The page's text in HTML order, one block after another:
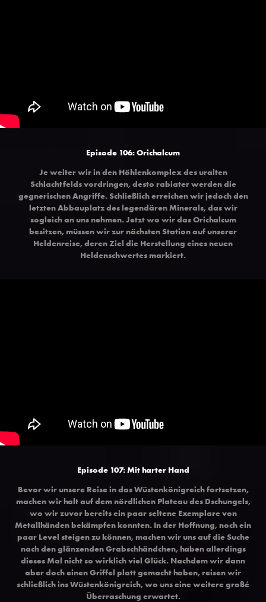
Episode 106: Orichalcum
Je weiter wir in den Höhlenkomplex des uralten
Schlachtfelds vordringen, desto rabiater werden die
gegnerischen Angriffe. Schließlich erreichen wir jedoch den
letzten Abbauplatz des legendären Minerals, das wir
sogleich an uns nehmen. Jetzt wo wir das Orichalcum
besitzen, müssen wir zur nächsten Station auf unserer
Heldenreise, deren Ziel die Herstellung eines neuen
Heldenschwertes markiert.
Episode 107: Mit harter Hand
Bevor wir unsere Reise in das Wüstenkönigreich fortsetzen,
machen wir halt auf dem nördlichen Plateau des Dschungels,
wo wir zuvor bereits ein paar seltene Exemplare von
Metallhänden bekämpfen konnten. In der Hoffnung, noch ein
paar Level steigen zu können, machen wir uns auf die Suche
nach den glänzenden Grabschhändchen, haben allerdings
dieses Mal nicht so wirklich viel Glück. Nachdem wir dann
aber doch einen Griffel platt gemacht haben, reisen wir
schließlich ins Wüstenkönigreich, wo uns eine weitere großé
Überraschung erwartet.